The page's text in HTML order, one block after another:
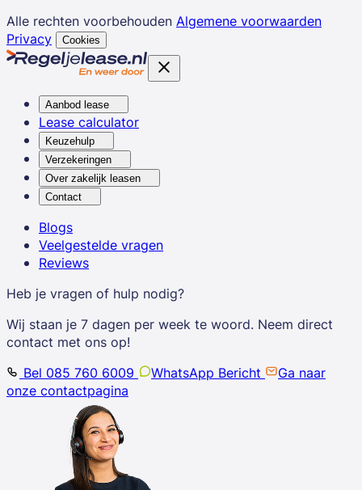
Alle rechten voorbehouden Algemene voorwaarden
Privacy
Cookies
Aanbod lease
Lease calculator
Keuzehulp
Verzekeringen
Over zakelijk leasen
Contact
Blogs
Veelgestelde vragen
Reviews
Heb je vragen of hulp nodig?
Wij staan je 7 dagen per week te woord. Neem direct
contact met ons op!
Bel 085 760 6009
WhatsApp Bericht
Ga naar
onze contactpagina